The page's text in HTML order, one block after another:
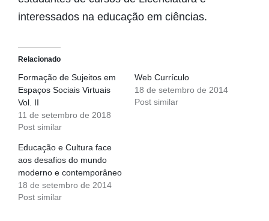
interessados na educação em ciências.
Relacionado
Formação de Sujeitos em
Espaços Sociais Virtuais
Vol. II
11 de setembro de 2018
Post similar
Web Currículo
18 de setembro de 2014
Post similar
Educação e Cultura face
aos desafios do mundo
moderno e contemporâneo
18 de setembro de 2014
Post similar